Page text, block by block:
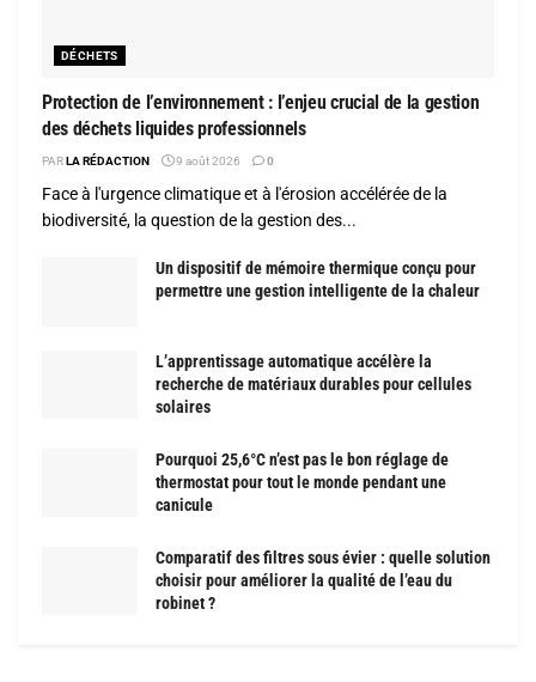
DÉCHETS
Protection de l’environnement : l’enjeu crucial de la gestion
des déchets liquides professionnels
PARLA RÉDACTION 9 août 2026 0
Face à l'urgence climatique et à l'érosion accélérée de la
biodiversité, la question de la gestion des...
Un dispositif de mémoire thermique conçu pour
permettre une gestion intelligente de la chaleur
L’apprentissage automatique accélère la
recherche de matériaux durables pour cellules
solaires
Pourquoi 25,6°C n’est pas le bon réglage de
thermostat pour tout le monde pendant une
canicule
Comparatif des filtres sous évier : quelle solution
choisir pour améliorer la qualité de l’eau du
robinet ?